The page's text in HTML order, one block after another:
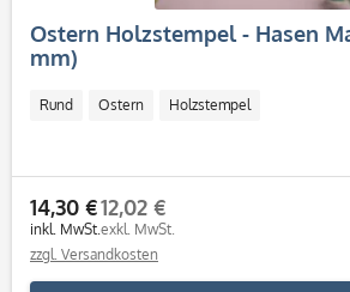
Ostern Holzstempel - Hasen
mm)
Rund Ostern Holzstempel
14,30 €
inkl. MwSt.
12,02 €
exkl. MwSt.
zzgl. Versandkosten